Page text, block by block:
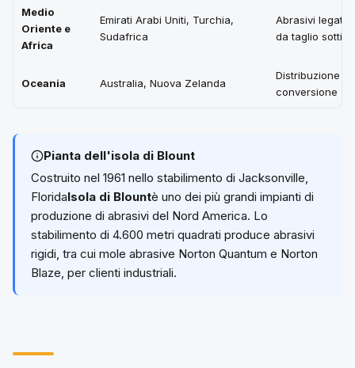
Medio
Oriente e
Africa
Emirati Arabi Uniti, Turchia,
Sudafrica
Abrasivi legati,
da taglio sottili
Oceania Australia, Nuova Zelanda
Distribuzione e
conversione
Pianta dell'isola di Blount
Costruito nel 1961 nello stabilimento di Jacksonville,
FloridaIsola di Blountè uno dei più grandi impianti di
produzione di abrasivi del Nord America. Lo
stabilimento di 4.600 metri quadrati produce abrasivi
rigidi, tra cui mole abrasive Norton Quantum e Norton
Blaze, per clienti industriali.